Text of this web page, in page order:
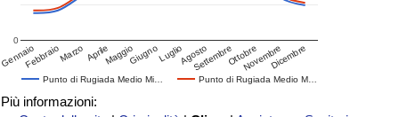
Punto di Rugiada Medio Mi… Punto di Rugiada Medio M…
GennaioFebbraioMarzo AprileMaggioGiugnoLuglioAgosto
SettembreOttobreNovembreDicembre
0
Più informazioni: